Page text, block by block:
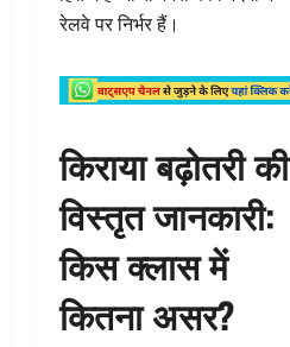
रेलवे पर निर्भर हैं।
किराया बढ़ोतरी की
विस्तृत जानकारी:
किस क्लास में
कितना असर?